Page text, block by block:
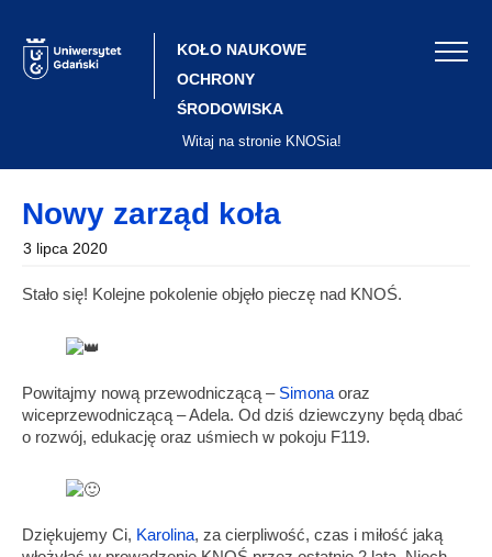
content
KOŁO NAUKOWE
OCHRONY
ŚRODOWISKA
Witaj na stronie KNOSia!
Nowy zarząd koła
3 lipca 2020
Stało się! Kolejne pokolenie objęło pieczę nad KNOŚ.
Powitajmy nową przewodniczącą – Simona oraz
wiceprzewodniczącą – Adela. Od dziś dziewczyny będą dbać
o rozwój, edukację oraz uśmiech w pokoju F119.
Dziękujemy Ci, Karolina, za cierpliwość, czas i miłość jaką